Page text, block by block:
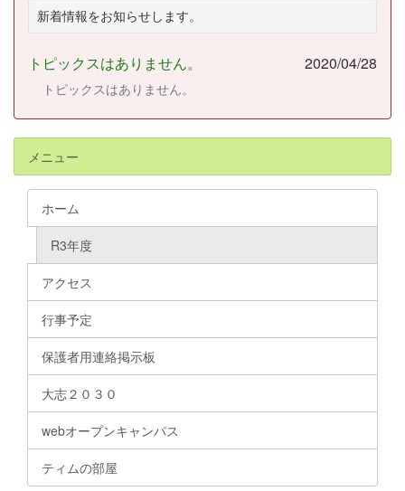
新着情報をお知らせします。
トピックスはありません。 2020/04/28
トピックスはありません。
メニュー
ホーム
R3年度
アクセス
行事予定
保護者用連絡掲示板
大志２０３０
webオープンキャンパス
ティムの部屋